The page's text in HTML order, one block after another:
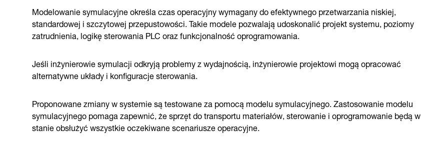
Modelowanie symulacyjne określa czas operacyjny wymagany do efektywnego przetwarzania niskiej,
standardowej i szczytowej przepustowości. Takie modele pozwalają udoskonalić projekt systemu, poziomy
zatrudnienia, logikę sterowania PLC oraz funkcjonalność oprogramowania.
Jeśli inżynierowie symulacji odkryją problemy z wydajnością, inżynierowie projektowi mogą opracować
alternatywne układy i konfiguracje sterowania.
Proponowane zmiany w systemie są testowane za pomocą modelu symulacyjnego. Zastosowanie modelu
symulacyjnego pomaga zapewnić, że sprzęt do transportu materiałów, sterowanie i oprogramowanie będą w
stanie obsłużyć wszystkie oczekiwane scenariusze operacyjne.